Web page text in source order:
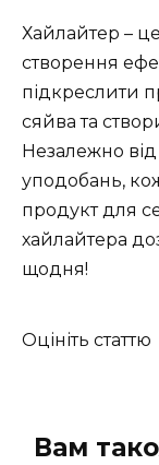
Хайлайтер –
створення
підкреслити
сяйва та
Незалежно
уподобань,
продукт для
хайлайтера
щодня!
Оцініть статтю
Вам